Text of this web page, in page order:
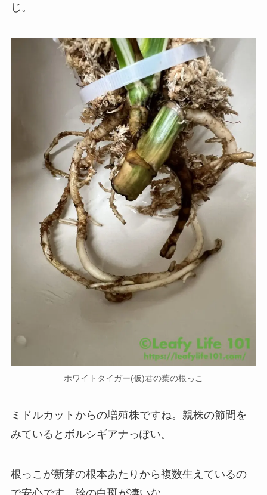
じ。
ホワイトタイガー(仮)君の葉の根っこ
ミドルカットからの増殖株ですね。親株の節間を
みているとボルシギアナっぽい。
根っこが新芽の根本あたりから複数生えているの